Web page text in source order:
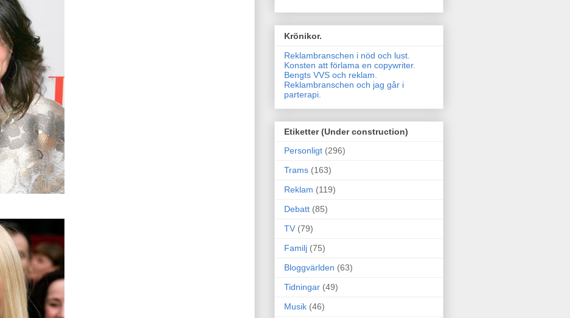
Krönikor.
Reklambranschen i nöd och lust.
Konsten att förlama en copywriter.
Bengts VVS och reklam.
Reklambranschen och jag går i
parterapi.
Etiketter (Under construction)
Personligt (296)
Trams (163)
Reklam (119)
Debatt (85)
TV (79)
Familj (75)
Bloggvärlden (63)
Tidningar (49)
Musik (46)